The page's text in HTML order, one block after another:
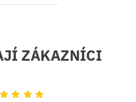
ZÁKAZNÍCI